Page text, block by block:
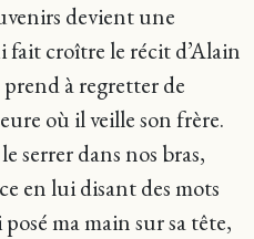
devient une
fait croître le récit d’Alain
prend à regretter de
où il veille son frère.
serrer dans nos bras,
en lui disant des mots
posé ma main sur sa tête,